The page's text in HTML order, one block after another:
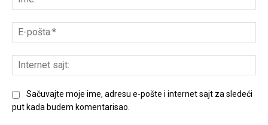
Sačuvajte moje ime, adresu e-pošte i internet sajt za sledeći
put kada budem komentarisao.